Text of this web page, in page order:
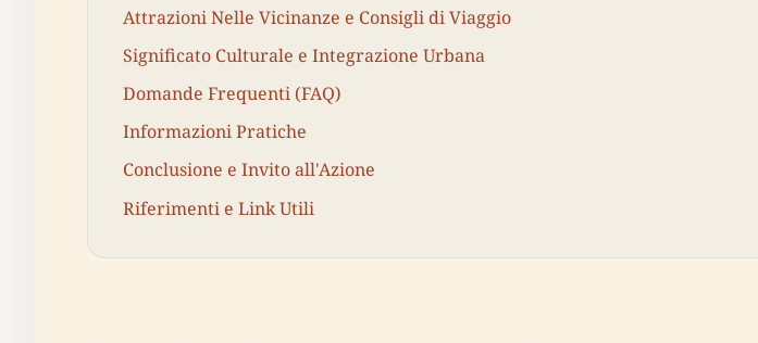
Attrazioni Nelle Vicinanze e Consigli di Viaggio
Significato Culturale e Integrazione Urbana
Domande Frequenti (FAQ)
Informazioni Pratiche
Conclusione e Invito all'Azione
Riferimenti e Link Utili